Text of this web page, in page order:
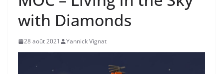
with Diamonds
28 août 2021 Yannick Vignat